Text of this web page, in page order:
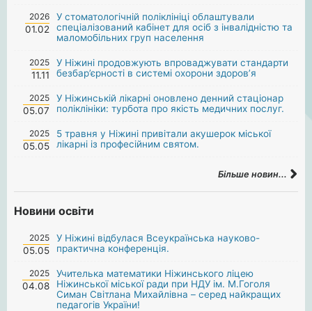
2026
01.02
У стоматологічній поліклініці облаштували
спеціалізований кабінет для осіб з інвалідністю та
маломобільних груп населення
2025
11.11
У Ніжині продовжують впроваджувати стандарти
безбар’єрності в системі охорони здоров’я
2025
05.07
У Ніжинській лікарні оновлено денний стаціонар
поліклініки: турбота про якість медичних послуг.
2025
05.05
5 травня у Ніжині привітали акушерок міської
лікарні із професійним святом.
Більше новин...
Новини освіти
2025
05.05
У Ніжині відбулася Всеукраїнська науково-
практична конференція.
2025
04.08
Учителька математики Ніжинського ліцею
Ніжинської міської ради при НДУ ім. М.Гоголя
Симан Світлана Михайлівна – серед найкращих
педагогів України!